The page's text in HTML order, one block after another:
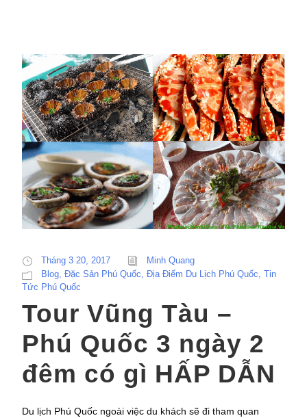
Tháng 3 20, 2017
Minh Quang
Blog, Đặc Sản Phú Quốc, Địa Điểm Du Lịch Phú Quốc, Tin
Tức Phú Quốc
Tour Vũng Tàu –
Phú Quốc 3 ngày 2
đêm có gì HẤP DẪN
Du lịch Phú Quốc ngoài việc du khách sẽ đi tham quan